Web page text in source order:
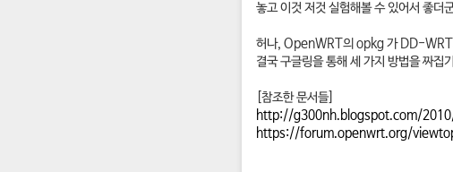
놓고 이것 저것 실험해볼 수 있어서 좋더
허나, OpenWRT의 opkg 가 DD-WRT
결국 구글링을 통해 세 가지 방법을 짜집
[참조한 문서들]
http://g300nh.blogspot.com/
https://forum.openwrt.org/